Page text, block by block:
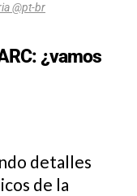
@pt-br
¿vamos
detalles
de la